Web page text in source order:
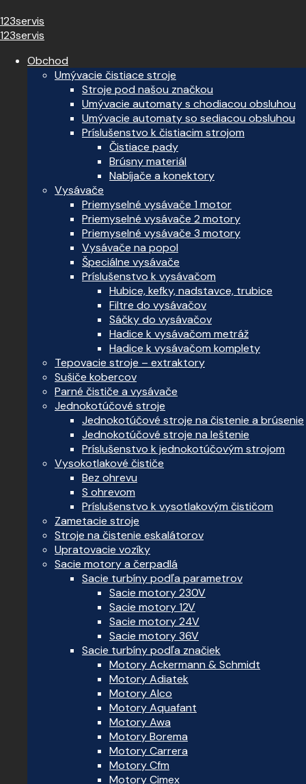
123servis
123servis
Obchod
Umývacie čistiace stroje
Stroje pod našou značkou
Umývacie automaty s chodiacou obsluhou
Umývacie automaty so sediacou obsluhou
Príslušenstvo k čistiacim strojom
Čistiace pady
Brúsny materiál
Nabíjače a konektory
Vysávače
Priemyselné vysávače 1 motor
Priemyselné vysávače 2 motory
Priemyselné vysávače 3 motory
Vysávače na popol
Špeciálne vysávače
Príslušenstvo k vysávačom
Hubice, kefky, nadstavce, trubice
Filtre do vysávačov
Sáčky do vysávačov
Hadice k vysávačom metráž
Hadice k vysávačom komplety
Tepovacie stroje – extraktory
Sušiče kobercov
Parné čističe a vysávače
Jednokotúčové stroje
Jednokotúčové stroje na čistenie a brúsenie
Jednokotúčové stroje na leštenie
Príslušenstvo k jednokotúčovým strojom
Vysokotlakové čističe
Bez ohrevu
S ohrevom
Príslušenstvo k vysotlakovým čističom
Zametacie stroje
Stroje na čistenie eskalátorov
Upratovacie vozíky
Sacie motory a čerpadlá
Sacie turbíny podľa parametrov
Sacie motory 230V
Sacie motory 12V
Sacie motory 24V
Sacie motory 36V
Sacie turbíny podľa značiek
Motory Ackermann & Schmidt
Motory Adiatek
Motory Alco
Motory Aquafant
Motory Awa
Motory Borema
Motory Carrera
Motory Cfm
Motory Cimex